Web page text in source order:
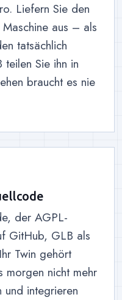
Liefern Sie den
aus – als
tatsächlich
teilen Sie ihn in
braucht es nie
der AGPL-
GitHub, GLB als
Twin gehört
morgen nicht mehr
und integrieren